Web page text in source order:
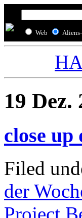
Web
19 Dez.
close
Filed
der
Project,